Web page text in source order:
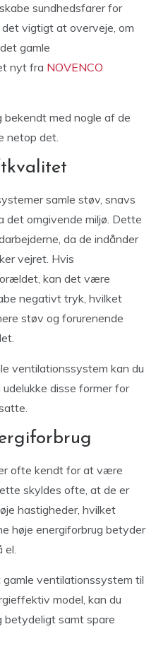
sundhedsfarer for
vigtigt at overveje, om
gamle
nyt fra NOVENCO
bekendt med nogle af de
netop det.
samle støv, snavs
det omgivende miljø. Dette
da de indånder
vejret. Hvis
kan det være
negativt tryk, hvilket
støv og forurenende
ventilationssystem kan du
disse former for
ofte kendt for at være
skyldes ofte, at de er
hastigheder, hvilket
høje energiforbrug betyder
el.
ventilationssystem til
model, kan du
betydeligt samt spare